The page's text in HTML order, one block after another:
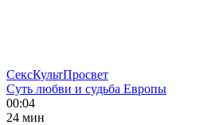
СексКультПросвет
Суть любви и судьба Европы
00:04
24 мин